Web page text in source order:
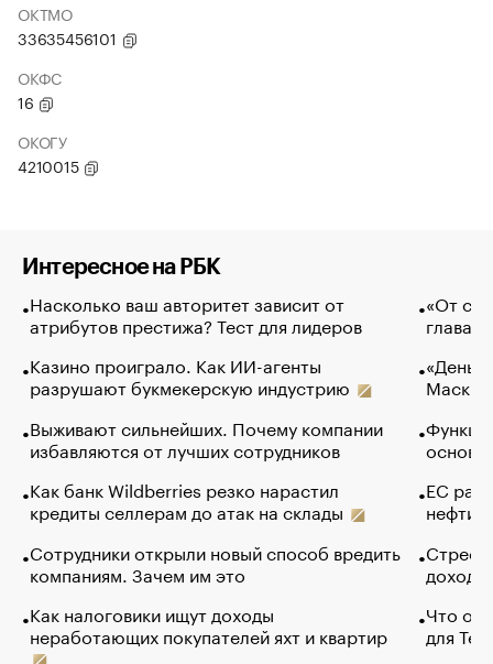
ОКТМО
33635456101
ОКФС
16
ОКОГУ
4210015
Интересное на РБК
Насколько ваш авторитет зависит от
атрибутов престижа? Тест для лидеров
Казино проиграло. Как ИИ-агенты
разрушают букмекерскую индустрию
Выживают сильнейших. Почему компании
избавляются от лучших сотрудников
Как банк Wildberries резко нарастил
кредиты селлерам до атак на склады
Сотрудники открыли новый способ вредить
компаниям. Зачем им это
Как налоговики ищут доходы
неработающих покупателей яхт и квартир
«От
глава
Маск в
основ
ЕС
нефти
Что
для